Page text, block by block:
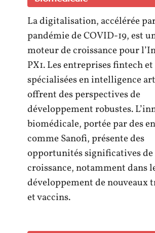
La digitalisation, accélérée
pandémie de COVID-19, est
moteur de croissance pour
PX1. Les entreprises fintech
spécialisées en intelligence
offrent des perspectives de
développement robustes.
biomédicale, portée par des
comme Sanofi, présente des
opportunités significatives de
croissance, notamment dans
développement de nouveaux
et vaccins.